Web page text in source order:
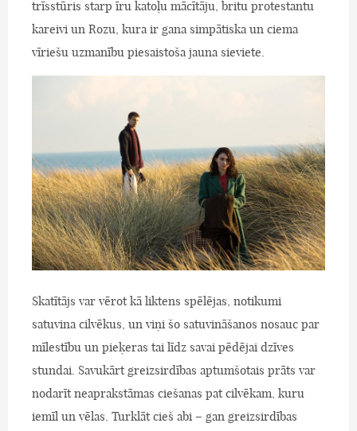
trīsstūris starp īru katoļu mācītāju, britu protestantu
kareivi un Rozu, kura ir gana simpātiska un ciema
vīriešu uzmanību piesaistoša jauna sieviete.
Skatītājs var vērot kā liktens spēlējas, notikumi
satuvina cilvēkus, un viņi šo satuvināšanos nosauc par
mīlestību un pieķeras tai līdz savai pēdējai dzīves
stundai. Savukārt greizsirdības aptumšotais prāts var
nodarīt neaprakstāmas ciešanas pat cilvēkam, kuru
iemīl un vēlas. Turklāt cieš abi – gan greizsirdības